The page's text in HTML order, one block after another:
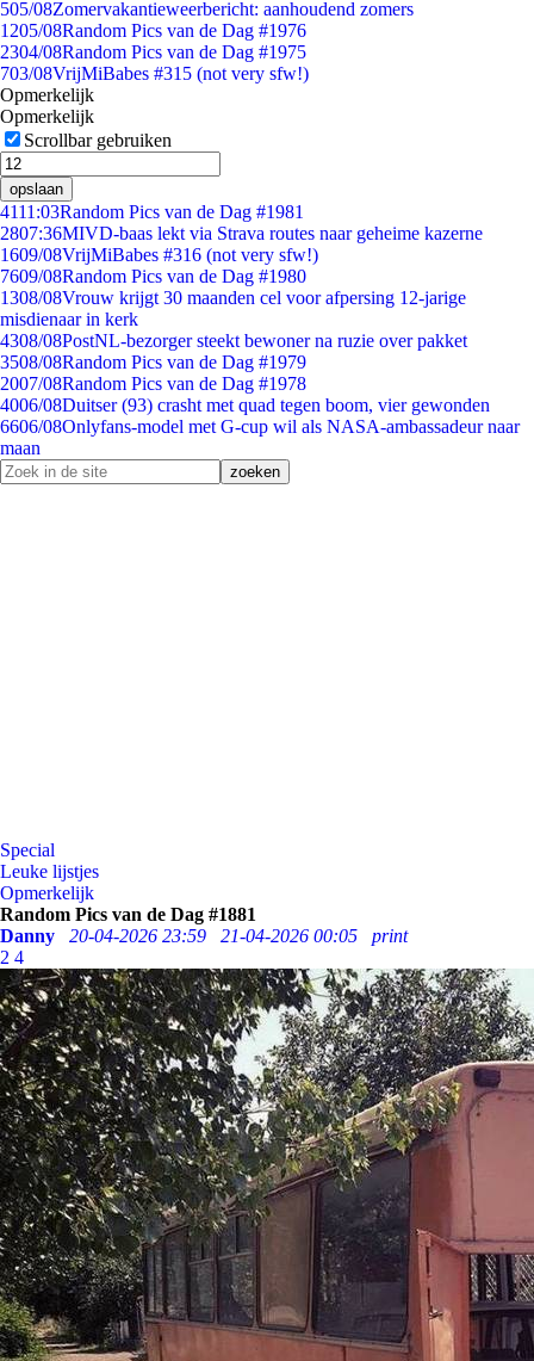
505/08Zomervakantieweerbericht: aanhoudend zomers
1205/08Random Pics van de Dag #1976
2304/08Random Pics van de Dag #1975
703/08VrijMiBabes #315 (not very sfw!)
Opmerkelijk
Opmerkelijk
Scrollbar gebruiken
opslaan
4111:03Random Pics van de Dag #1981
2807:36MIVD-baas lekt via Strava routes naar geheime kazerne
1609/08VrijMiBabes #316 (not very sfw!)
7609/08Random Pics van de Dag #1980
1308/08Vrouw krijgt 30 maanden cel voor afpersing 12-jarige
misdienaar in kerk
4308/08PostNL-bezorger steekt bewoner na ruzie over pakket
3508/08Random Pics van de Dag #1979
2007/08Random Pics van de Dag #1978
4006/08Duitser (93) crasht met quad tegen boom, vier gewonden
6606/08Onlyfans-model met G-cup wil als NASA-ambassadeur naar
maan
Special
Leuke lijstjes
Opmerkelijk
Random Pics van de Dag #1881
Danny
20-04-2026 23:59 21-04-2026 00:05
print
2 4